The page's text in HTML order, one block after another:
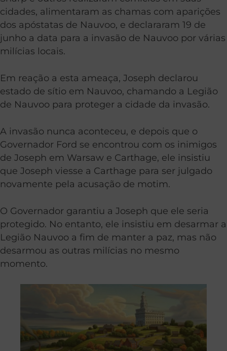
cidades, alimentaram as chamas com aparições
dos apóstatas de Nauvoo, e declararam 19 de
junho a data para a invasão de Nauvoo por várias
milícias locais.
Em reação a esta ameaça, Joseph declarou
estado de sítio em Nauvoo, chamando a Legião
de Nauvoo para proteger a cidade da invasão.
A invasão nunca aconteceu, e depois que o
Governador Ford se encontrou com os inimigos
de Joseph em Warsaw e Carthage, ele insistiu
que Joseph viesse a Carthage para ser julgado
novamente pela acusação de motim.
O Governador garantiu a Joseph que ele seria
protegido. No entanto, ele insistiu em desarmar a
Legião Nauvoo a fim de manter a paz, mas não
desarmou as outras milícias no mesmo
momento.